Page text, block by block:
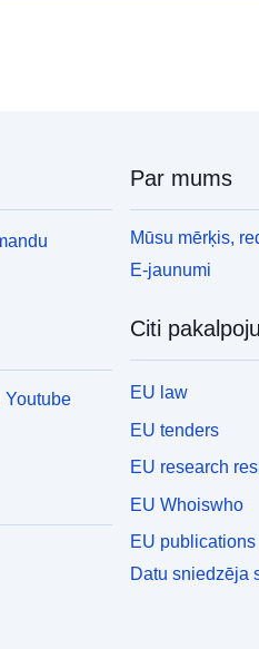
Youtube
Par mums
Mūsu mērķis,
E-jaunumi
Citi
EU law
EU tenders
EU research
EU Whoiswho
EU publications
Datu sniedzēja